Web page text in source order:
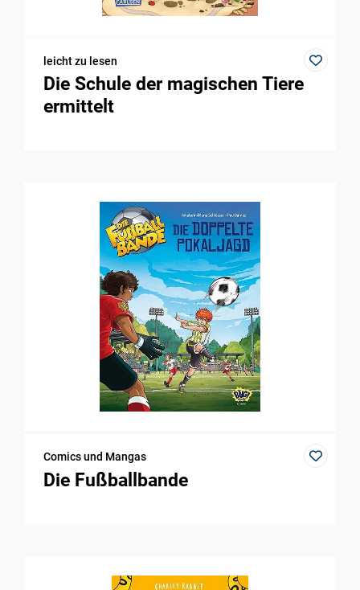
leicht zu lesen
Die Schule der magischen Tiere
ermittelt
Comics und Mangas
Die Fußballbande